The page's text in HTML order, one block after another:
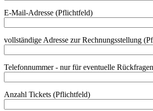
E-Mail-Adresse (Pflichtfeld)
vollständige Adresse zur Rechnungsstellung
Telefonnummer - nur für eventuelle
Anzahl Tickets (Pflichtfeld)